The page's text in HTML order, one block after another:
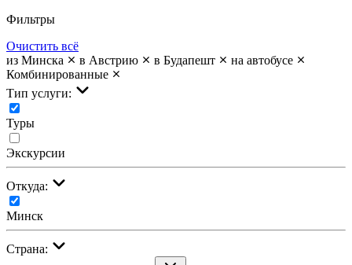
Фильтры
Очистить всё
из Минска
в Австрию в Будапешт
на автобусе
Комбинированные
Тип услуги:
Туры
Экскурсии
Откуда:
Минск
Страна: